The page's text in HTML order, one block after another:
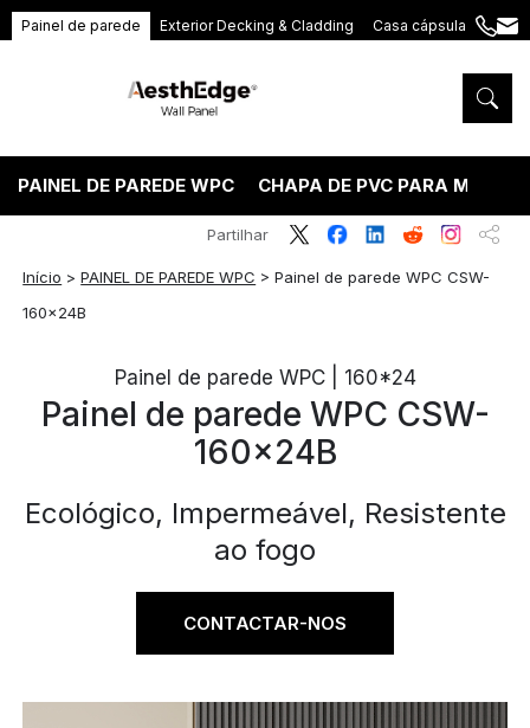
Painel de parede Exterior Decking & Cladding Casa cápsula
+86
5575
PAINEL DE PAREDE WPC CHAPA DE PVC PARA
Início >PAINEL DE PAREDE WPC >Painel de parede WPC CSW-
160x24B
Partilhar
Painel de parede WPC | 160*24
Painel de parede WPC CSW-
160x24B
Ecológico, Impermeável, Resistente
ao fogo
CONTACTAR-NOS